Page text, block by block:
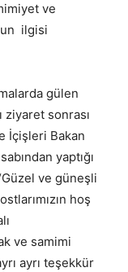
ve
ilgisi
gülen
ziyaret sonrası
İçişleri Bakan
yaptığı
ve güneşli
hoş
ve samimi
ayrı teşekkür